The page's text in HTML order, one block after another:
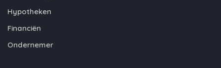
Hypotheken
Financiën
Ondernemer